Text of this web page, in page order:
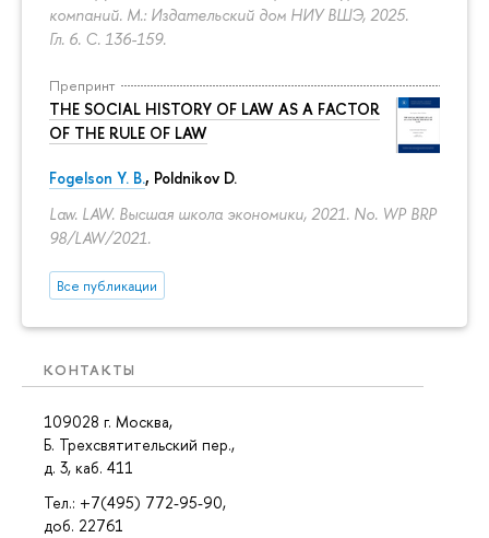
компаний. М.: Издательский дом НИУ ВШЭ, 2025.
Гл. 6. С. 136-159.
Препринт
THE SOCIAL HISTORY OF LAW AS A FACTOR
OF THE RULE OF LAW
Fogelson Y. B., Poldnikov D.
Law. LAW. Высшая школа экономики, 2021. No. WP BRP
98/LAW/2021.
Все публикации
КОНТАКТЫ
109028 г. Москва,
Б. Трехсвятительский пер.,
д. 3, каб. 411
Тел.: +7(495) 772-95-90,
доб. 22761